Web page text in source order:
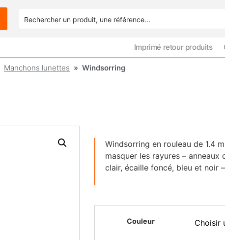
Imprimé retour produits
Manchons lunettes » Windsorring
Windsorring en rouleau de 1.4
masquer les rayures –
clair, écaille foncé, bleu et noir
Couleur